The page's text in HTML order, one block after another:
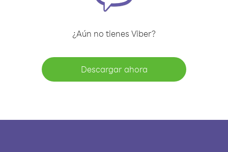
¿Aún no tienes Viber?
Descargar ahora